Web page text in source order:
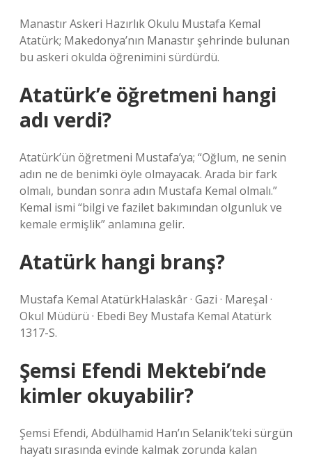
Manastır Askeri Hazırlık Okulu Mustafa Kemal
Atatürk; Makedonya’nın Manastır şehrinde bulunan
bu askeri okulda öğrenimini sürdürdü.
Atatürk’e öğretmeni hangi
adı verdi?
Atatürk’ün öğretmeni Mustafa’ya; “Oğlum, ne senin
adın ne de benimki öyle olmayacak. Arada bir fark
olmalı, bundan sonra adın Mustafa Kemal olmalı.”
Kemal ismi “bilgi ve fazilet bakımından olgunluk ve
kemale ermişlik” anlamına gelir.
Atatürk hangi branş?
Mustafa Kemal AtatürkHalaskâr · Gazi · Mareşal ·
Okul Müdürü · Ebedi Bey Mustafa Kemal Atatürk
1317-S.
Şemsi Efendi Mektebi’nde
kimler okuyabilir?
Şemsi Efendi, Abdülhamid Han’ın Selanik’teki sürgün
hayatı sırasında evinde kalmak zorunda kalan